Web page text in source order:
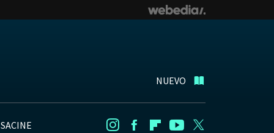
NUEVO
InstagramFacebookFlipboard
Youtube